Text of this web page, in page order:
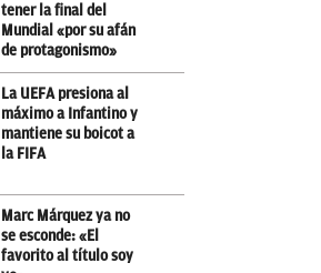
tener la final del
Mundial «por su afán
de protagonismo»
La UEFA presiona al
máximo a Infantino y
mantiene su boicot a
la FIFA
Marc Márquez ya no
se esconde: «El
favorito al título soy